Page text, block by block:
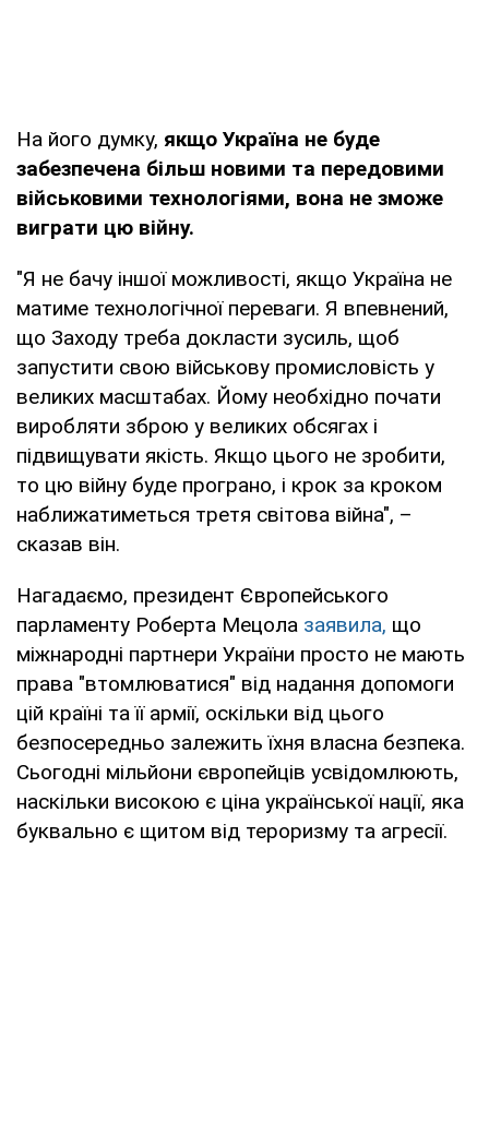
На його думку, якщо Україна не буде
забезпечена більш новими та передовими
військовими технологіями, вона не зможе
виграти цю війну.
"Я не бачу іншої можливості, якщо Україна не
матиме технологічної переваги. Я впевнений,
що Заходу треба докласти зусиль, щоб
запустити свою військову промисловість у
великих масштабах. Йому необхідно почати
виробляти зброю у великих обсягах і
підвищувати якість. Якщо цього не зробити,
то цю війну буде програно, і крок за кроком
наближатиметься третя світова війна", –
сказав він.
Нагадаємо, президент Європейського
парламенту Роберта Мецола заявила, що
міжнародні партнери України просто не мають
права "втомлюватися" від надання допомоги
цій країні та її армії, оскільки від цього
безпосередньо залежить їхня власна безпека.
Сьогодні мільйони європейців усвідомлюють,
наскільки високою є ціна української нації, яка
буквально є щитом від тероризму та агресії.